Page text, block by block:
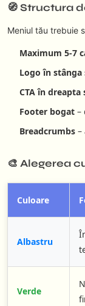
🧭 Structura
Meniul tău trebuie
Maximum 5-7
Logo în stânga
CTA în dreapta
Footer bogat –
Breadcrumbs –
🎨 Alegerea
Culoare
Albastru
Verde